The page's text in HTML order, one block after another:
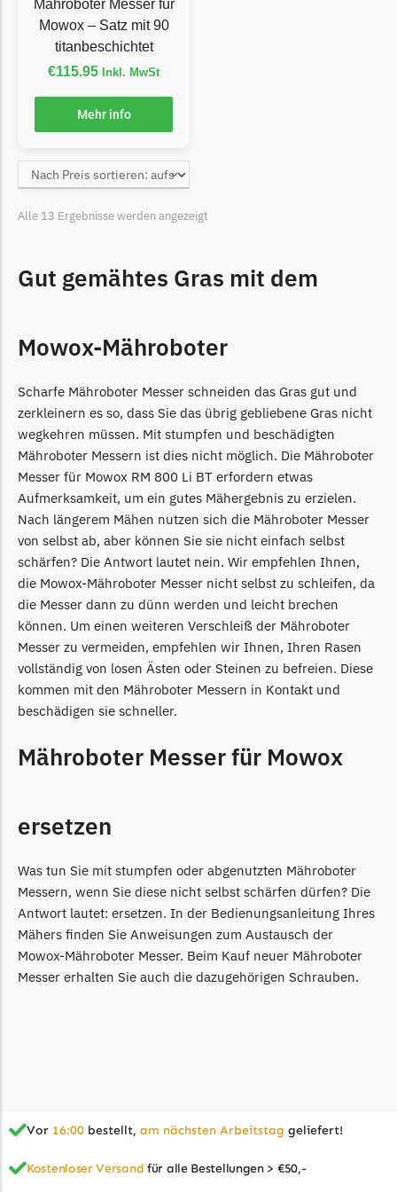
McCulloch
McCulloch Messer
Begrenzungsdraht
Medion
Medion Messer
Mountfield
Mountfield Messer
Mowox
MTD
MTD Messer
Begrenzungsdraht
NAC
NAC Messer
Begrenzungsdraht
Orbex
Orbex Messer
Begrenzungsdraht
Philips
Philips Messer
Begrenzungsdraht
Powerplus
Begrenzungsdraht
Powerworks Messer
Robomow
Robomow Messer
Begrenzungsdraht
Scheppach
Sunseeker
Mähroboter Messer für
Mowox – Satz mit 90
titanbeschichtet
€115.95 Inkl. MwSt
Mehr info
Alle 13 Ergebnisse werden angezeigt
Gut gemähtes Gras mit dem
Mowox-Mähroboter
Scharfe Mähroboter Messer schneiden das Gras gut und
zerkleinern es so, dass Sie das übrig gebliebene Gras nicht
wegkehren müssen. Mit stumpfen und beschädigten
Mähroboter Messern ist dies nicht möglich. Die Mähroboter
Messer für Mowox RM 800 Li BT erfordern etwas
Aufmerksamkeit, um ein gutes Mähergebnis zu erzielen.
Nach längerem Mähen nutzen sich die Mähroboter Messer
von selbst ab, aber können Sie sie nicht einfach selbst
schärfen? Die Antwort lautet nein. Wir empfehlen Ihnen,
die Mowox-Mähroboter Messer nicht selbst zu schleifen, da
die Messer dann zu dünn werden und leicht brechen
können. Um einen weiteren Verschleiß der Mähroboter
Messer zu vermeiden, empfehlen wir Ihnen, Ihren Rasen
vollständig von losen Ästen oder Steinen zu befreien. Diese
kommen mit den Mähroboter Messern in Kontakt und
beschädigen sie schneller.
Mähroboter Messer für Mowox
ersetzen
Was tun Sie mit stumpfen oder abgenutzten Mähroboter
Messern, wenn Sie diese nicht selbst schärfen dürfen? Die
Antwort lautet: ersetzen. In der Bedienungsanleitung Ihres
Mähers finden Sie Anweisungen zum Austausch der
Mowox-Mähroboter Messer. Beim Kauf neuer Mähroboter
Messer erhalten Sie auch die dazugehörigen Schrauben.
Vor 16:00 bestellt, am nächsten Arbeitstag geliefert!
Kostenloser Versand für alle Bestellungen > €50,-